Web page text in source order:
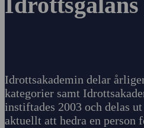
Idrottsakademin delar
kategorier samt
instiftades 2003 och delas
aktuellt att hedra en person